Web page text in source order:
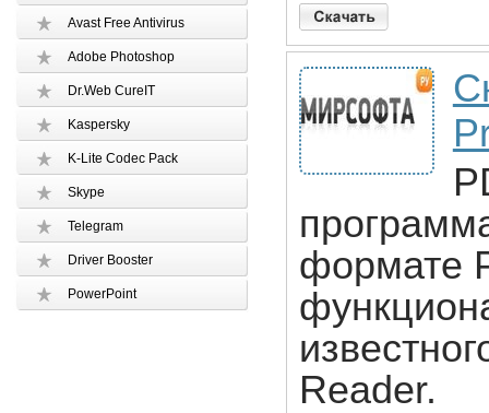
Avast Free Antivirus
Adobe Photoshop
Dr.Web CureIT
Kaspersky
K-Lite Codec Pack
Skype
Telegram
Driver Booster
PowerPoint
формате
Reader.